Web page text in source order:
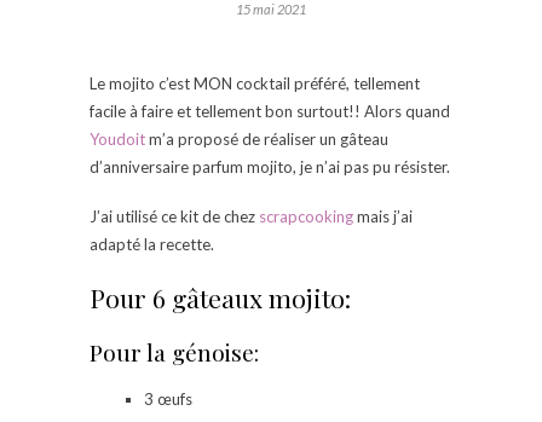
15 mai 2021
Le mojito c’est MON cocktail préféré, tellement
facile à faire et tellement bon surtout!! Alors quand
Youdoitm’a proposé de réaliser un gâteau
d’anniversaire parfum mojito, je n’ai pas pu résister.
J’ai utilisé ce kit de chez scrapcookingmais j’ai
adapté la recette.
Pour 6 gâteaux mojito:
Pour la génoise:
3 œufs